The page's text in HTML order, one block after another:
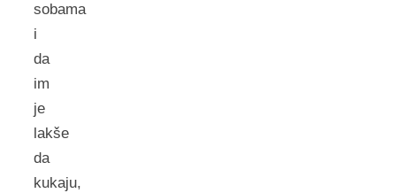
sobama
i
da
im
je
lakše
da
kukaju,